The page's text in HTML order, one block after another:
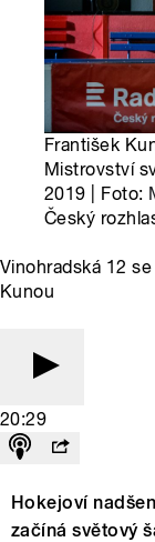
František
Mistrovství
2019 | Foto:
Český
Vinohradská 12
Kunou
20:29
Hokejoví
začíná světový